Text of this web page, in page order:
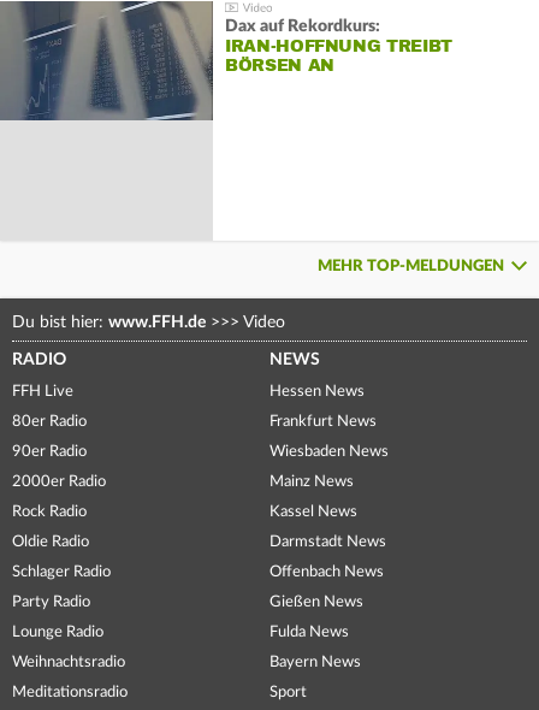
Dax auf Rekordkurs:
IRAN-HOFFNUNG TREIBT
BÖRSEN AN
MEHR TOP-MELDUNGEN
Du bist hier: www.FFH.de >>> Video
RADIO
FFH Live
80er Radio
90er Radio
2000er Radio
Rock Radio
Oldie Radio
Schlager Radio
Party Radio
Lounge Radio
Weihnachtsradio
Meditationsradio
NEWS
Hessen News
Frankfurt News
Wiesbaden News
Mainz News
Kassel News
Darmstadt News
Offenbach News
Gießen News
Fulda News
Bayern News
Sport